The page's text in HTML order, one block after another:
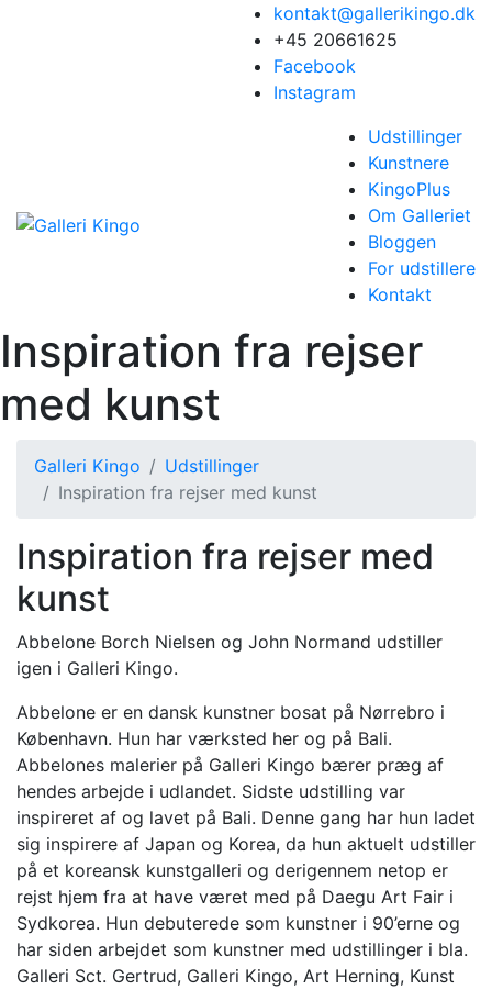
kontakt@gallerikingo.dk
+45 20661625
Facebook
Instagram
Udstillinger
Kunstnere
KingoPlus
Om Galleriet
Bloggen
For udstillere
Kontakt
Inspiration fra rejser
med kunst
Galleri Kingo
Udstillinger
Inspiration fra rejser med kunst
Inspiration fra rejser med
kunst
Abbelone Borch Nielsen og John Normand udstiller
igen i Galleri Kingo.
Abbelone er en dansk kunstner bosat på Nørrebro i
København. Hun har værksted her og på Bali.
Abbelones malerier på Galleri Kingo bærer præg af
hendes arbejde i udlandet. Sidste udstilling var
inspireret af og lavet på Bali. Denne gang har hun ladet
sig inspirere af Japan og Korea, da hun aktuelt udstiller
på et koreansk kunstgalleri og derigennem netop er
rejst hjem fra at have været med på Daegu Art Fair i
Sydkorea. Hun debuterede som kunstner i 90’erne og
har siden arbejdet som kunstner med udstillinger i bla.
Galleri Sct. Gertrud, Galleri Kingo, Art Herning, Kunst